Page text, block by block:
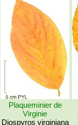
Plaqueminier de
Virginie
Diospyros virginiana